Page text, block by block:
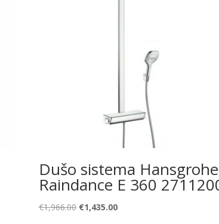
Dušo sistema Hansgrohe
Raindance E 360
€1,966.00 Original
€1,435.00Current